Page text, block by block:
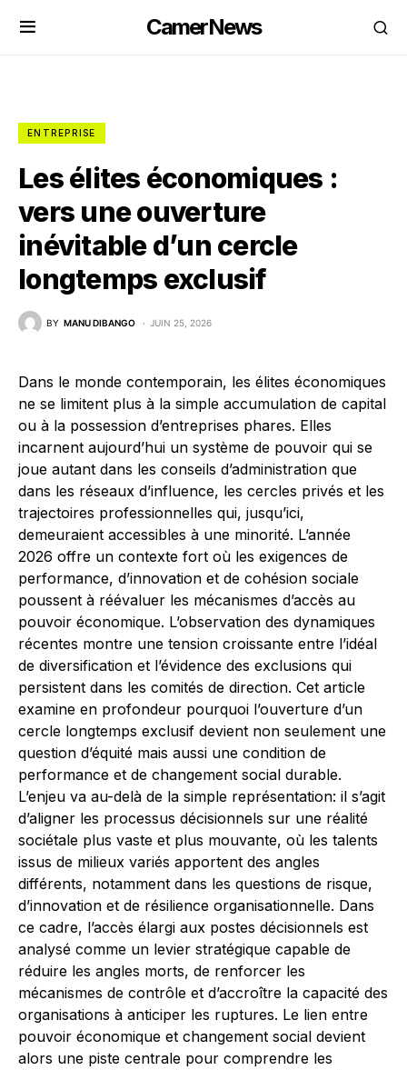
CamerNews
ENTREPRISE
Les élites économiques :
vers une ouverture
inévitable d’un cercle
longtemps exclusif
BY MANU DIBANGO JUIN 25, 2026
Dans le monde contemporain, les élites économiques
ne se limitent plus à la simple accumulation de capital
ou à la possession d’entreprises phares. Elles
incarnent aujourd’hui un système de pouvoir qui se
joue autant dans les conseils d’administration que
dans les réseaux d’influence, les cercles privés et les
trajectoires professionnelles qui, jusqu’ici,
demeuraient accessibles à une minorité. L’année
2026 offre un contexte fort où les exigences de
performance, d’innovation et de cohésion sociale
poussent à réévaluer les mécanismes d’accès au
pouvoir économique. L’observation des dynamiques
récentes montre une tension croissante entre l’idéal
de diversification et l’évidence des exclusions qui
persistent dans les comités de direction. Cet article
examine en profondeur pourquoi l’ouverture d’un
cercle longtemps exclusif devient non seulement une
question d’équité mais aussi une condition de
performance et de changement social durable.
L’enjeu va au-delà de la simple représentation: il s’agit
d’aligner les processus décisionnels sur une réalité
sociétale plus vaste et plus mouvante, où les talents
issus de milieux variés apportent des angles
différents, notamment dans les questions de risque,
d’innovation et de résilience organisationnelle. Dans
ce cadre, l’accès élargi aux postes décisionnels est
analysé comme un levier stratégique capable de
réduire les angles morts, de renforcer les
mécanismes de contrôle et d’accroître la capacité des
organisations à anticiper les ruptures. Le lien entre
pouvoir économique et changement social devient
alors une piste centrale pour comprendre les